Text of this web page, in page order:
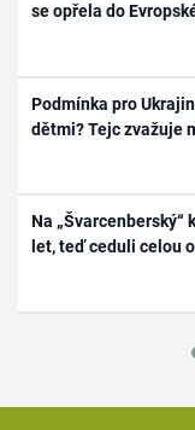
se opřela do
Podmínka pro
dětmi? Tejc zvažuje
Na „Švarcenberský“
let, teď ceduli celou